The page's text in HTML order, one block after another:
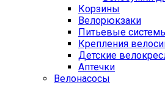
Корзины
Велорюкзаки
Питьевые
Крепления
Детские
Аптечки
Велонасосы